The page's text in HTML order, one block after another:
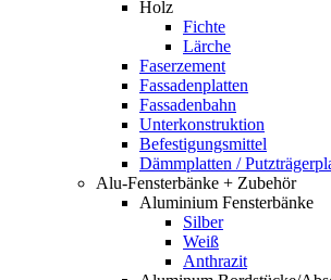
Holz
Fichte
Lärche
Faserzement
Fassadenplatten
Fassadenbahn
Unterkonstruktion
Befestigungsmittel
Dämmplatten /
Alu-Fensterbänke + Zubehör
Aluminium Fensterbänke
Silber
Weiß
Anthrazit